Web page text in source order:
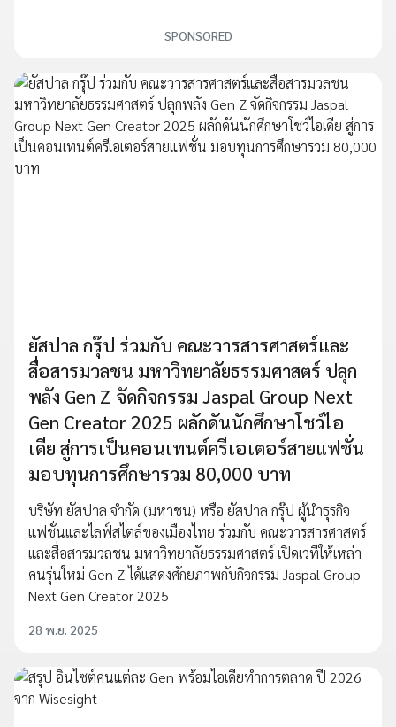
SPONSORED
ยัสปาล กรุ๊ป ร่วมกับ คณะวารสารศาสตร์และ
สื่อสารมวลชน มหาวิทยาลัยธรรมศาสตร์ ปลุก
พลัง Gen Z จัดกิจกรรม Jaspal Group Next
Gen Creator 2025 ผลักดันนักศึกษาโชว์ไอ
เดีย สู่การเป็นคอนเทนต์ครีเอเตอร์สายแฟชั่น
มอบทุนการศึกษารวม 80,000 บาท
บริษัท ยัสปาล จำกัด (มหาชน) หรือ ยัสปาล กรุ๊ป ผู้นำธุรกิจ
แฟชั่นและไลฟ์สไตล์ของเมืองไทย ร่วมกับ คณะวารสารศาสตร์
และสื่อสารมวลชน มหาวิทยาลัยธรรมศาสตร์ เปิดเวทีให้เหล่า
คนรุ่นใหม่ Gen Z ได้แสดงศักยภาพกับกิจกรรม Jaspal Group
Next Gen Creator 2025
28 พ.ย. 2025